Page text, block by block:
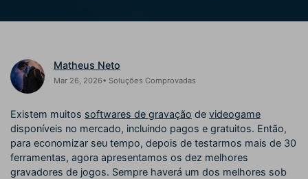
Aprenda os termos técnicos
de edição de vídeo
Hub de Criadores
Mostre sua criatividade
ilimitada com o Hub de
Efeitos Especiais DIY
Crie efeitos de vídeo
profissionais por conta própria
Programa de afiliados
Acesse parcerias de nível
empresarial
Suporte
Saiba mais
Buscar
Matheus Neto
Mar 26, 2026• Soluções Comprovadas
Existem muitos softwares de gravação de videogame
disponíveis no mercado, incluindo pagos e gratuitos. Então,
para economizar seu tempo, depois de testarmos mais de 30
ferramentas, agora apresentamos os dez melhores
gravadores de jogos. Sempre haverá um dos melhores sob